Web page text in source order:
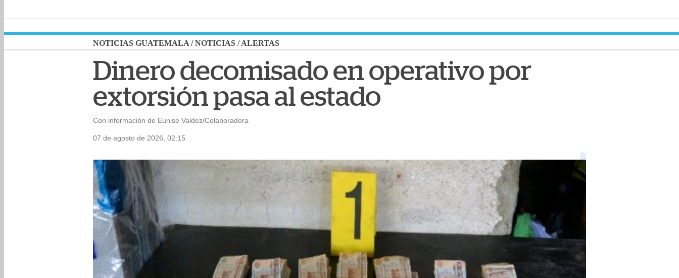
NOTICIAS GUATEMALA /NOTICIAS /ALERTAS
Dinero decomisado en operativo por
extorsión pasa al estado
Con información de Eunise Valdez/Colaboradora
07 de agosto de 2026, 02:15